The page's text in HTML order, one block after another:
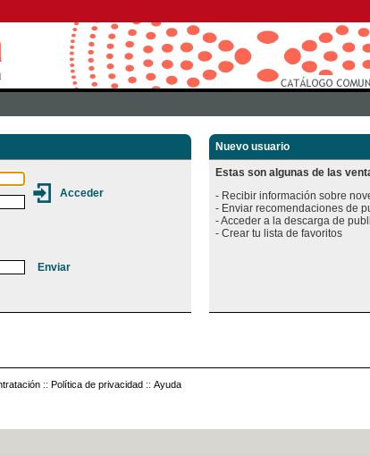
Nuevo usuario
Estas son algunas de las
- Recibir información sobre
- Enviar recomendaciones de
- Acceder a la descarga de
:: Política de privacidad :: Ayuda